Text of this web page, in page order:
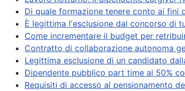
Di quale formazione tenere conto ai
È legittima l'esclusione dal concorso di
Come incrementare il budget per
Contratto di collaborazione autonoma
Legittima esclusione di un candidato
Dipendente pubblico part time al 50%
Requisiti di accesso al pensionamento